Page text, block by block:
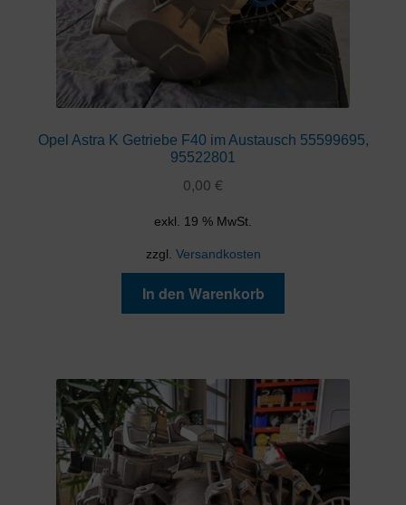
Opel Astra K Getriebe F40 im Austausch 55599695,
95522801
0,00 €
exkl. 19 % MwSt.
zzgl. Versandkosten
In den Warenkorb